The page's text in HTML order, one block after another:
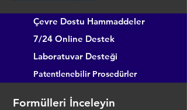
Çevre Dostu Hammaddeler
7/24 Online Destek
Laboratuvar Desteği
Patentlenebilir Prosedürler
Formülleri İnceleyin